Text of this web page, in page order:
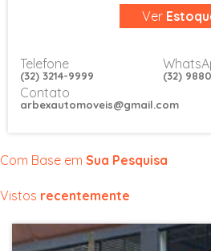
REP.
Ver
Telefone
(32) 3214-9999
Contato
arbexautomoveis@gmail.com
(32)
Com Base em Sua Pesquisa
Vistos recentemente